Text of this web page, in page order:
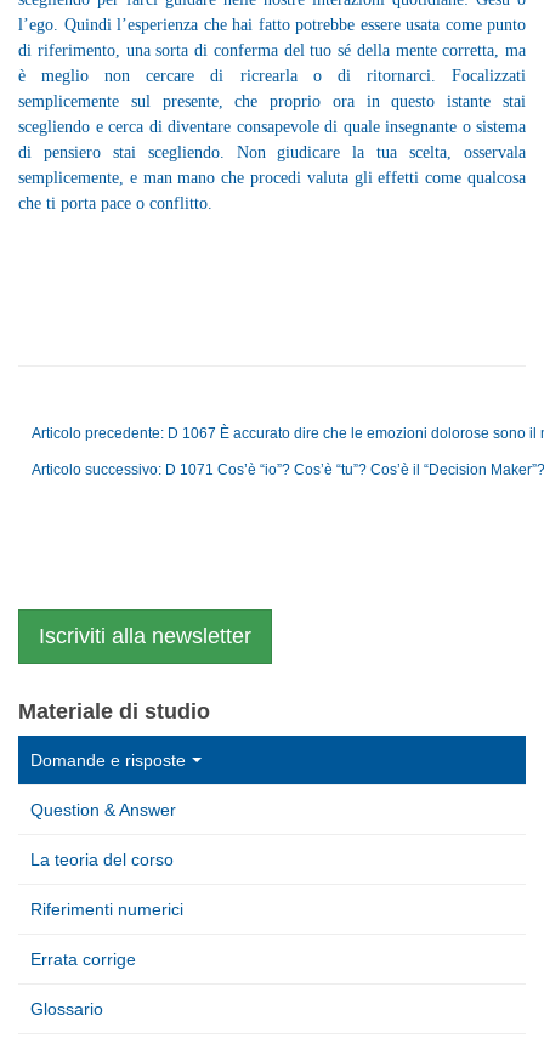
l’ego. Quindi l’esperienza che hai fatto potrebbe essere usata come punto
di riferimento, una sorta di conferma del tuo sé della mente corretta, ma
è meglio non cercare di ricrearla o di ritornarci. Focalizzati
semplicemente sul presente, che proprio ora in questo istante stai
scegliendo e cerca di diventare consapevole di quale insegnante o sistema
di pensiero stai scegliendo. Non giudicare la tua scelta, osservala
semplicemente, e man mano che procedi valuta gli effetti come qualcosa
che ti porta pace o conflitto.
Articolo precedente: D 1067 È accurato dire che le emozioni dolorose sono
Articolo successivo: D 1071 Cos’è “io”? Cos’è “tu”? Cos’è il “Decision
Iscriviti alla newsletter
Materiale di studio
Domande e risposte
Question & Answer
La teoria del corso
Riferimenti numerici
Errata corrige
Glossario